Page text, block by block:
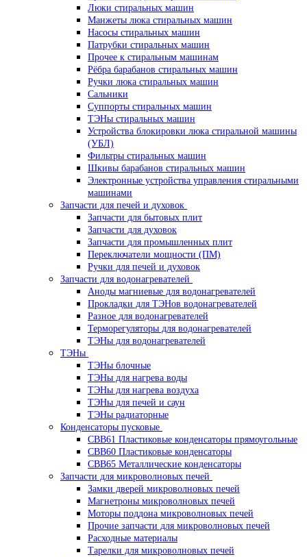
Люки стиральных машин
Манжеты люка стиральных машин
Насосы стиральных машин
Патрубки стиральных машин
Прочее к стиральным машинам
Рёбра барабанов стиральных машин
Ручки люка стиральных машин
Сальники
Суппорты стиральных машин
ТЭНы стиральных машин
Устройства блокировки люка стиральной машины
(УБЛ)
Фильтры стиральных машин
Шкивы барабанов стиральных машин
Электронные устройства управления стиральными
машинами
Запчасти для печей и духовок
Запчасти для бытовых плит
Запчасти для духовок
Запчасти для промышленных плит
Переключатели мощности (ПМ)
Ручки для печей и духовок
Запчасти для водонагревателей
Аноды магниевые для водонагревателей
Прокладки для ТЭНов водонагревателей
Разное для водонагревателей
Терморегуляторы для водонагревателей
ТЭНы для водонагревателей
ТЭНы
ТЭНы блочные
ТЭНы для нагрева воды
ТЭНы для нагрева воздуха
ТЭНы для печей и саун
ТЭНы радиаторные
Конденсаторы пусковые
CBB61 Пластиковые конденсаторы прямоугольные
CBB60 Пластиковые конденсаторы
CBB65 Металлические конденсаторы
Запчасти для микроволновых печей
Замки дверей микроволновых печей
Магнетроны микроволновых печей
Моторы поддона микроволновых печей
Прочие запчасти для микроволновых печей
Расходные материалы
Тарелки для микроволновых печей